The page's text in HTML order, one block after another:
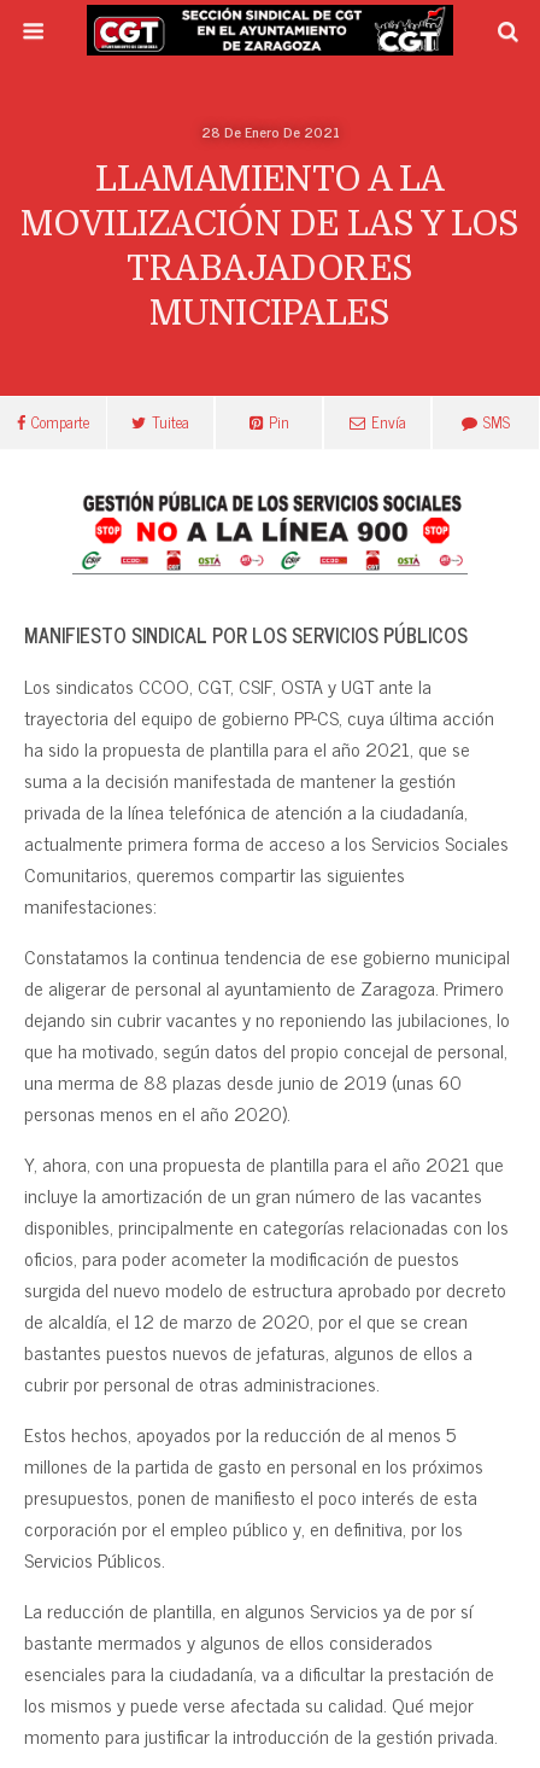
28 De Enero De 2021
LLAMAMIENTO A LA
MOVILIZACIÓN DE LAS Y LOS
TRABAJADORES
MUNICIPALES
Comparte Tuitea Pin Envía SMS
MANIFIESTO SINDICAL POR LOS SERVICIOS PÚBLICOS
Los sindicatos CCOO, CGT, CSIF, OSTA y UGT ante la
trayectoria del equipo de gobierno PP-CS, cuya última acción
ha sido la propuesta de plantilla para el año 2021, que se
suma a la decisión manifestada de mantener la gestión
privada de la línea telefónica de atención a la ciudadanía,
actualmente primera forma de acceso a los Servicios Sociales
Comunitarios, queremos compartir las siguientes
manifestaciones:
Constatamos la continua tendencia de ese gobierno municipal
de aligerar de personal al ayuntamiento de Zaragoza. Primero
dejando sin cubrir vacantes y no reponiendo las jubilaciones, lo
que ha motivado, según datos del propio concejal de personal,
una merma de 88 plazas desde junio de 2019 (unas 60
personas menos en el año 2020).
Y, ahora, con una propuesta de plantilla para el año 2021 que
incluye la amortización de un gran número de las vacantes
disponibles, principalmente en categorías relacionadas con los
oficios, para poder acometer la modificación de puestos
surgida del nuevo modelo de estructura aprobado por decreto
de alcaldía, el 12 de marzo de 2020, por el que se crean
bastantes puestos nuevos de jefaturas, algunos de ellos a
cubrir por personal de otras administraciones.
Estos hechos, apoyados por la reducción de al menos 5
millones de la partida de gasto en personal en los próximos
presupuestos, ponen de manifiesto el poco interés de esta
corporación por el empleo público y, en definitiva, por los
Servicios Públicos.
La reducción de plantilla, en algunos Servicios ya de por sí
bastante mermados y algunos de ellos considerados
esenciales para la ciudadanía, va a dificultar la prestación de
los mismos y puede verse afectada su calidad. Qué mejor
momento para justificar la introducción de la gestión privada.